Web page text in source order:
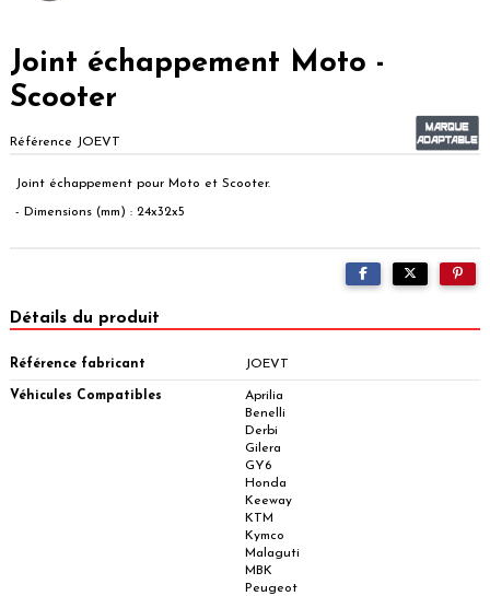
Joint échappement Moto -
Scooter
Référence JOEVT
Joint échappement pour Moto et Scooter.
- Dimensions (mm) : 24x32x5
Détails du produit
Référence fabricant JOEVT
Véhicules Compatibles
Aprilia
Benelli
Derbi
Gilera
GY6
Honda
Keeway
KTM
Kymco
Malaguti
MBK
Peugeot